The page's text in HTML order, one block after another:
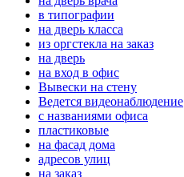
в типографии
на дверь класса
из оргстекла на заказ
на дверь
на вход в офис
Вывески на стену
Ведется видеонаблюдение
с названиями офиса
пластиковые
на фасад дома
адресов улиц
на заказ